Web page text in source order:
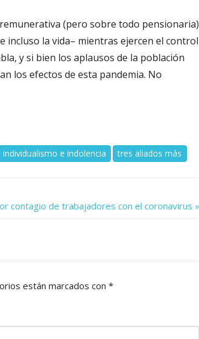
(pero sobre todo pensionaria)
incluso la vida– mientras ejercen el control
y si bien los aplausos de la población
los efectos de esta pandemia. No
individualismo e indolencia tres aliados más
contagio de trabajadores con el coronavirus
están marcados con *